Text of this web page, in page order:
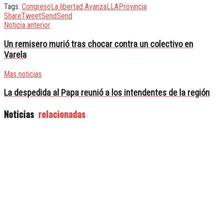
Tags: CongresoLa libertad AvanzaLLAProvincia
ShareTweetSendSend
Noticia anterior
Un remisero murió tras chocar contra un colectivo en
Varela
Mas noticias
La despedida al Papa reunió a los intendentes de la región
Noticias relacionadas